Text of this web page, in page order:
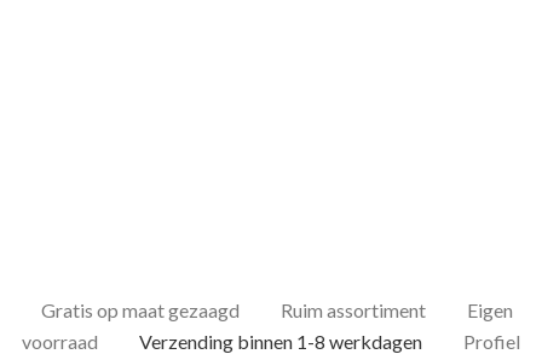
Gratis op maat gezaagd Ruim assortiment
Eigen
voorraad
Verzending binnen 1-8 werkdagen
Profiel